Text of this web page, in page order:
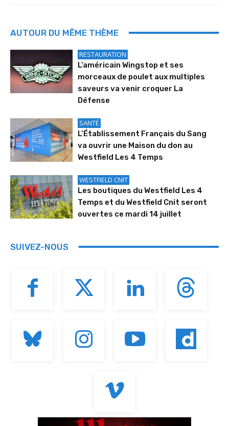
AUTOUR DU MÊME THÈME
RESTAURATION
L’américain Wingstop et ses
morceaux de poulet aux multiples
saveurs va venir croquer La
Défense
SANTÉ
L’Établissement Français du Sang
va ouvrir une Maison du don au
Westfield Les 4 Temps
WESTFIELD CNIT
Les boutiques du Westfield Les 4
Temps et du Westfield Cnit seront
ouvertes ce mardi 14 juillet
SUIVEZ-NOUS